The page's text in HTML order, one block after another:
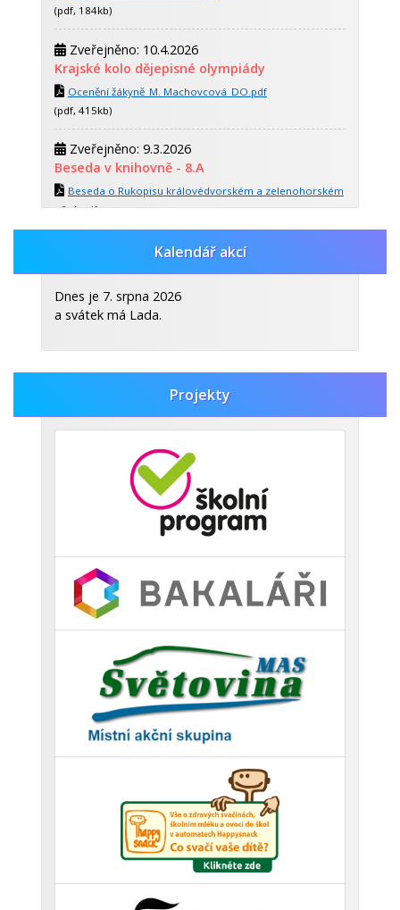
(pdf, 184kb)
Zveřejněno: 10.4.2026
Krajské kolo dějepisné olympiády
Ocenění žákyně_M. Machovcová_DO.pdf
(pdf, 415kb)
Zveřejněno: 9.3.2026
Beseda v knihovně - 8.A
Beseda o Rukopisu královédvorském a zelenohorském
- 8. A.pdf
(pdf, 354kb)
CELOROČNÍ DĚJEPISNÁ SOUTĚŽ.pdf
Kalendář akcí
Dnes je 7. srpna 2026
a svátek má Lada.
Projekty